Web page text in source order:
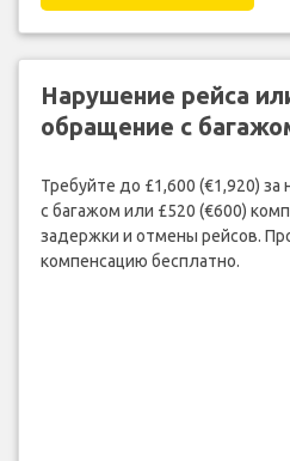
Нарушение рейса
обращение с
Требуйте до £1,600 (€1,920)
с багажом или £520 (€600)
задержки и отмены рейсов.
компенсацию бесплатно.